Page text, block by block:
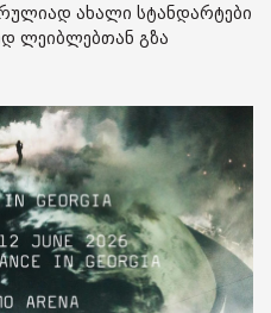
ახალი სტანდარტები
ლეიბლებთან გზა